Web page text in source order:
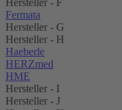
Hersteller - F
Fermata
Hersteller - G
Hersteller - H
Haeberle
HERZmed
HME
Hersteller - I
Hersteller - J